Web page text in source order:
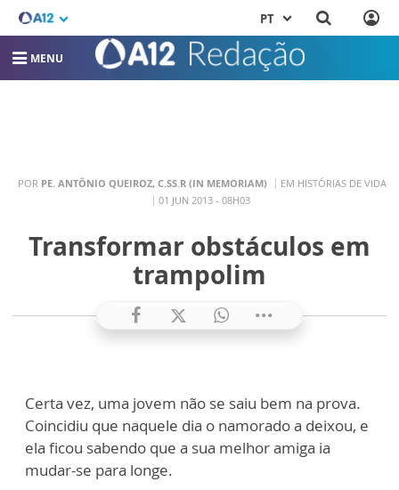
PT
MENU
POR PE. ANTÔNIO QUEIROZ, C.SS.R (IN MEMORIAM)
EM HISTÓRIAS DE VIDA
01 JUN 2013 - 08H03
Transformar obstáculos em
trampolim
Certa vez, uma jovem não se saiu bem na prova.
Coincidiu que naquele dia o namorado a deixou, e
ela ficou sabendo que a sua melhor amiga ia
mudar-se para longe.